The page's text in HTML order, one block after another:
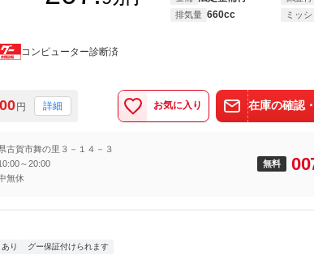
排気量 660cc ミッ
コンピューター診断済
円 詳細 お気に入り 在庫の確認
古賀市舞の里３－１４－３
～20:00
無休
無料
り グー保証付けられます